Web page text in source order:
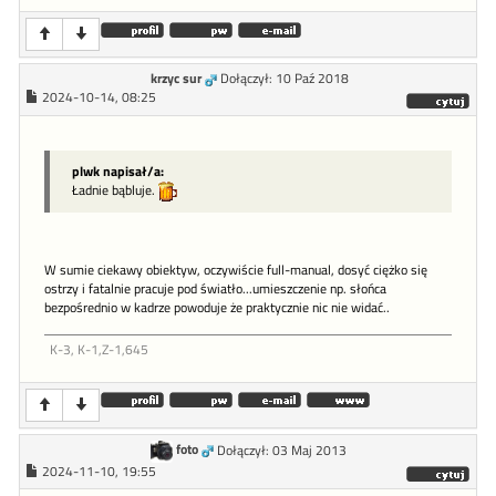
krzyc sur
Dołączył: 10 Paź 2018
2024-10-14, 08:25
plwk napisał/a:
Ładnie bąbluje.
W sumie ciekawy obiektyw, oczywiście full-manual, dosyć ciężko się
ostrzy i fatalnie pracuje pod światło...umieszczenie np. słońca
bezpośrednio w kadrze powoduje że praktycznie nic nie widać..
K-3, K-1,Z-1,645
foto
Dołączył: 03 Maj 2013
2024-11-10, 19:55